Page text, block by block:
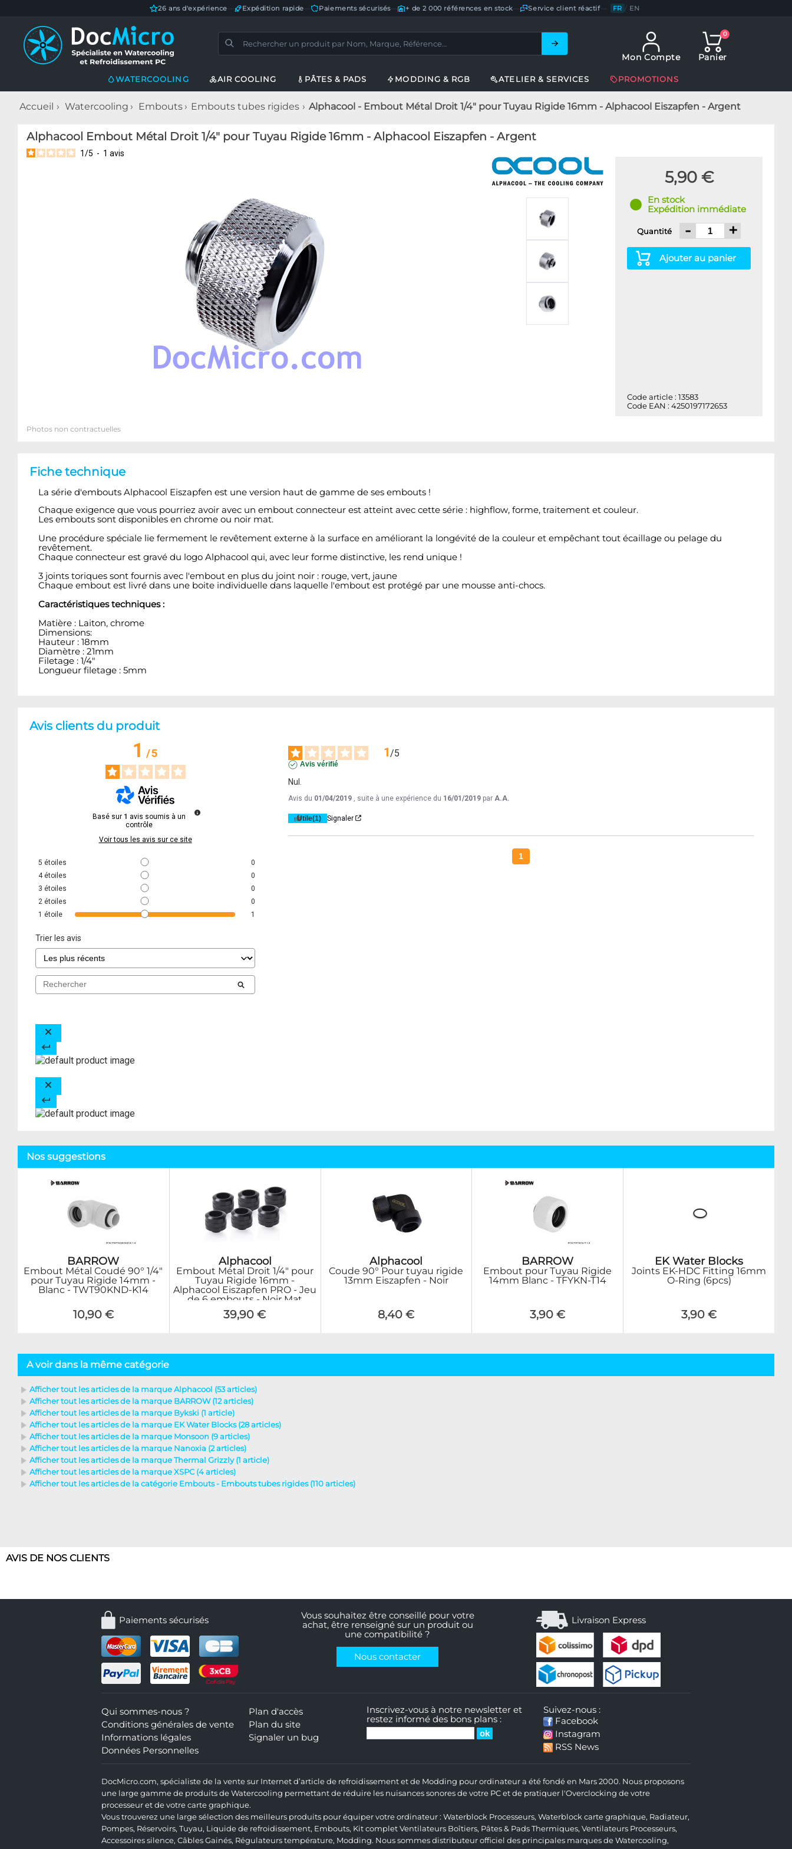
26 ans d'expérience Expédition rapide Paiements sécurisés— + de 2 000 références en stock Service client réactif— FR / EN
Mon Compte
0
Panier
WATERCOOLING AIR COOLING PÂTES & PADS MODDING & RGB ATELIER & SERVICES PROMOTIONS
Accueil Watercooling Embouts Embouts tubes rigides Alphacool - Embout Métal Droit 1/4" pour Tuyau Rigide 16mm - Alphacool Eiszapfen - Argent
Alphacool Embout Métal Droit 1/4" pour Tuyau Rigide 16mm - Alphacool Eiszapfen - Argent
1/5 - 1 avis
5,90 €
En stock
Expédition immédiate
Quantité - +
Ajouter au panier
Code article : 13583
Code EAN : 4250197172653
Photos non contractuelles
Fiche technique
La série d'embouts Alphacool Eiszapfen est une version haut de gamme de ses embouts !
Chaque exigence que vous pourriez avoir avec un embout connecteur est atteint avec cette série : highflow, forme, traitement et couleur.
Les embouts sont disponibles en chrome ou noir mat.
Une procédure spéciale lie fermement le revêtement externe à la surface en améliorant la longévité de la couleur et empêchant tout écaillage ou pelage du
revêtement.
Chaque connecteur est gravé du logo Alphacool qui, avec leur forme distinctive, les rend unique !
3 joints toriques sont fournis avec l'embout en plus du joint noir : rouge, vert, jaune
Chaque embout est livré dans une boite individuelle dans laquelle l'embout est protégé par une mousse anti-chocs.
Caractéristiques techniques :
Matière : Laiton, chrome
Dimensions:
Hauteur : 18mm
Diamètre : 21mm
Filetage : 1/4"
Longueur filetage : 5mm
Avis clients du produit
1/5
Basé sur 1 avis soumis à un
contrôle
Voir tous les avis sur ce site
5 étoiles
0
4 étoiles
0
3 étoiles
0
2 étoiles
0
1 étoile 1
Trier les avis
1/5
Avis vérifié
Nul.
Avis du 01/04/2019 , suite à une expérience du 16/01/2019 parA.A.
Utile(1) Signaler
1
Nos suggestions
BARROW
Embout Métal Coudé 90° 1/4"
pour Tuyau Rigide 14mm -
Blanc - TWT90KND-K14
10,90 €
Alphacool
Embout Métal Droit 1/4" pour
Tuyau Rigide 16mm -
Alphacool Eiszapfen PRO - Jeu
de 6 embouts - Noir Mat
39,90 €
Alphacool
Coude 90° Pour tuyau rigide
13mm Eiszapfen - Noir
8,40 €
BARROW
Embout pour Tuyau Rigide
14mm Blanc - TFYKN-T14
3,90 €
EK Water Blocks
Joints EK-HDC Fitting 16mm
O-Ring (6pcs)
3,90 €
A voir dans la même catégorie
Afficher tout les articles de la marque Alphacool (53 articles)
Afficher tout les articles de la marque BARROW (12 articles)
Afficher tout les articles de la marque Bykski (1 article)
Afficher tout les articles de la marque EK Water Blocks (28 articles)
Afficher tout les articles de la marque Monsoon (9 articles)
Afficher tout les articles de la marque Nanoxia (2 articles)
Afficher tout les articles de la marque Thermal Grizzly (1 article)
Afficher tout les articles de la marque XSPC (4 articles)
Afficher tout les articles de la catégorie Embouts - Embouts tubes rigides (110 articles)
AVIS DE NOS CLIENTS
Paiements sécurisés
Vous souhaitez être conseillé pour votre
achat, être renseigné sur un produit ou
une compatibilité ?
Nous contacter
Livraison Express
Qui sommes-nous ?
Conditions générales de vente
Informations légales
Données Personnelles
Plan d'accès
Plan du site
Signaler un bug
Inscrivez-vous à notre newsletter et
restez informé des bons plans :
Suivez-nous :
Facebook
Instagram
RSS News
DocMicro.com, spécialiste de la vente sur Internet d’article de refroidissement et de Modding pour ordinateur a été fondé en Mars 2000. Nous proposons
une large gamme de produits de Watercooling permettant de réduire les nuisances sonores de votre PC et de pratiquer l'Overclocking de votre
processeur et de votre carte graphique.
Vous trouverez une large sélection des meilleurs produits pour équiper votre ordinateur : Waterblock Processeurs, Waterblock carte graphique, Radiateur,
Pompes, Réservoirs, Tuyau, Liquide de refroidissement, Embouts, Kit complet Ventilateurs Boîtiers, Pâtes & Pads Thermiques, Ventilateurs Processeurs,
Accessoires silence, Câbles Gainés, Régulateurs température, Modding. Nous sommes distributeur officiel des principales marques de Watercooling,